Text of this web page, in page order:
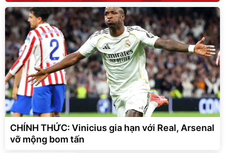
CHÍNH THỨC: Vinicius gia hạn với Real, Arsenal
vỡ mộng bom tấn